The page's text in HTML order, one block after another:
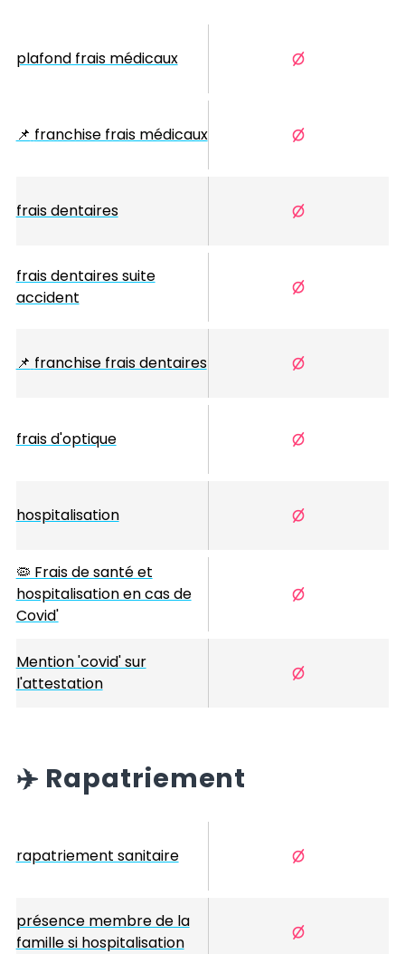
plafond frais médicaux
📌 franchise frais médicaux
frais dentaires
frais dentaires suite
accident
📌 franchise frais dentaires
frais d'optique
hospitalisation
🦠 Frais de santé et
hospitalisation en cas de
Covid'
Mention 'covid' sur
l'attestation
✈️ Rapatriement
rapatriement sanitaire
présence membre de la
famille si hospitalisation